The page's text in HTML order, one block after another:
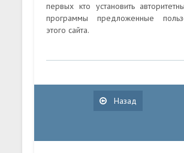
первых кто установить
программы предложенные
этого сайта.
Назад